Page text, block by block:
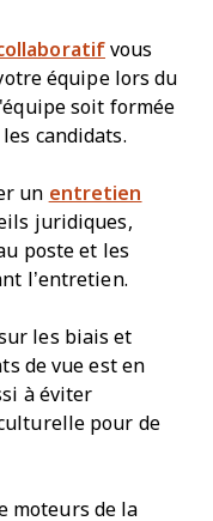
vous
équipe lors du
soit formée
candidats.
un entretien
juridiques,
poste et les
l’entretien.
les biais et
de vue est en
à éviter
pour de
moteurs de la